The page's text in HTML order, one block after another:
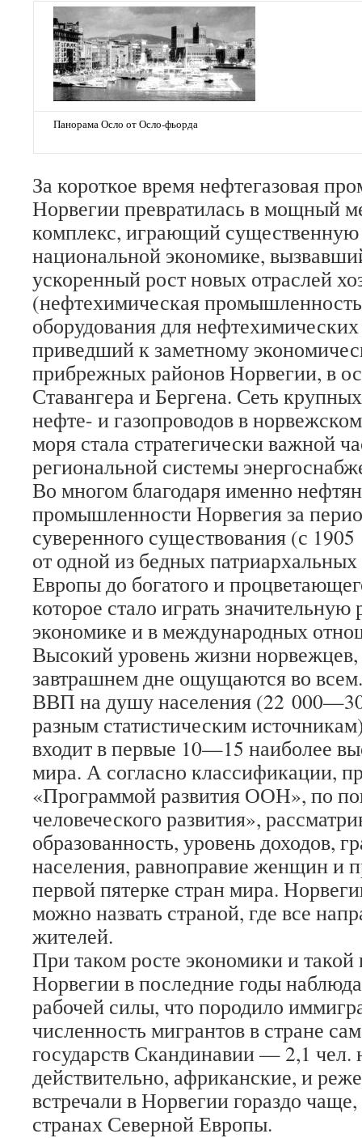
Панорама Осло от Осло-фьорда
За короткое время нефтегазовая
Норвегии превратилась в мощный
комплекс, играющий существенную
национальной экономике,
ускоренный рост новых отраслей
(нефтехимическая
оборудования для
приведший к заметному
прибрежных районов Норвегии, в
Ставангера и Бергена. Сеть
нефте- и газопроводов в
моря стала стратегически важной
региональной системы
Во многом благодаря именно
промышленности Норвегия за
суверенного существования (с
от одной из бедных
Европы до богатого и
которое стало играть
экономике и в международных
Высокий уровень жизни норвежцев,
завтрашнем дне ощущаются во
ВВП на душу населения (22
разным статистическим
входит в первые 10—15 наиболее
мира. А согласно классификации,
«Программой развития ООН», по
человеческого развития»,
образованность, уровень доходов,
населения, равноправие женщин и
первой пятерке стран мира.
можно назвать страной, где все
жителей.
При таком росте экономики и такой
Норвегии в последние годы
рабочей силы, что породило
численность мигрантов в стране
государств Скандинавии — 2,1
действительно, африканские, и
встречали в Норвегии гораздо
странах Северной Европы.